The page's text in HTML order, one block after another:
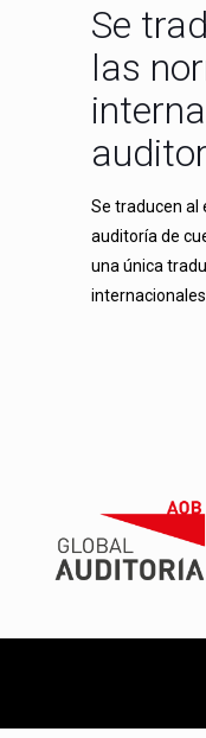
Se
las
Se traducen al
auditoría de
una única